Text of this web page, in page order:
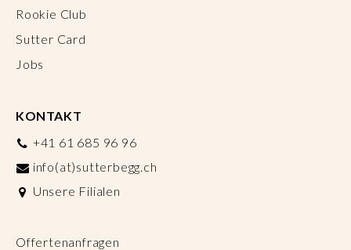
Rookie Club
Sutter Card
Jobs
KONTAKT
+41 61 685 96 96
info(at)sutterbegg.ch
Unsere Filialen
Offertenanfragen